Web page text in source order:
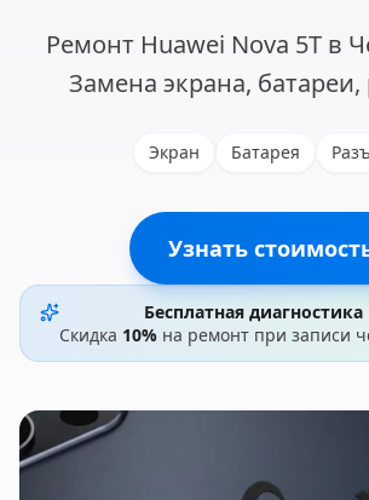
Ремонт Huawei Nova 5T в
Замена экрана,
Экран Батарея
Узнать
Бесплатная диагностика
Скидка 10% на ремонт при записи